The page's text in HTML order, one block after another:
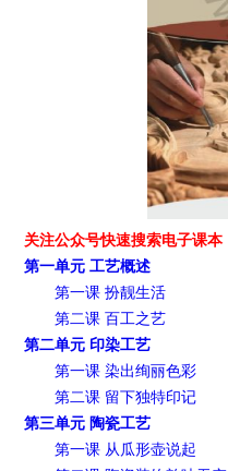
关注公众号快速搜索电子课本
第一单元 工艺概述
第一课 扮靓生活
第二课 百工之艺
第二单元 印染工艺
第一课 染出绚丽色彩
第二课 留下独特印记
第三单元 陶瓷工艺
第一课 从瓜形壶说起